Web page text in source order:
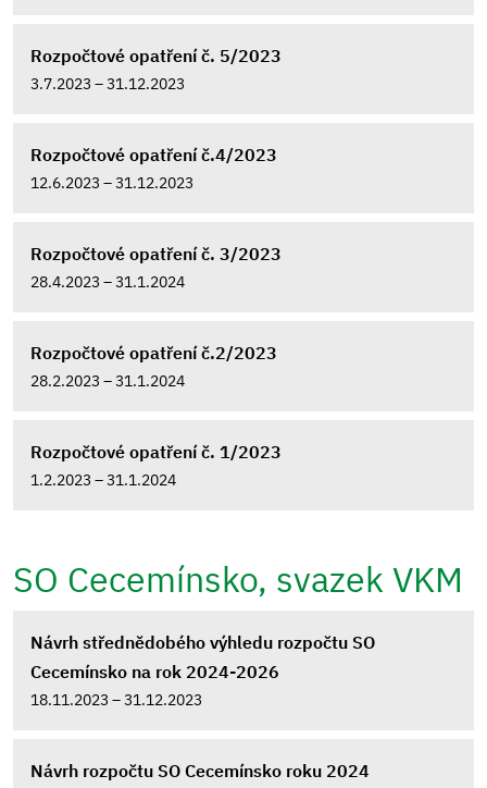
Rozpočtové opatření č. 5/2023
3.7.2023 – 31.12.2023
Rozpočtové opatření č.4/2023
12.6.2023 – 31.12.2023
Rozpočtové opatření č. 3/2023
28.4.2023 – 31.1.2024
Rozpočtové opatření č.2/2023
28.2.2023 – 31.1.2024
Rozpočtové opatření č. 1/2023
1.2.2023 – 31.1.2024
SO Cecemínsko, svazek VKM
Návrh střednědobého výhledu rozpočtu SO
Cecemínsko na rok 2024-2026
18.11.2023 – 31.12.2023
Návrh rozpočtu SO Cecemínsko roku 2024